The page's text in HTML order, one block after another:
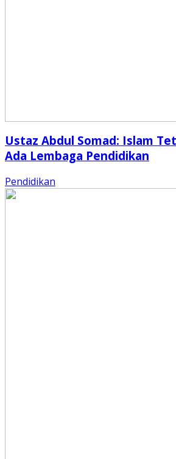
Ustaz Abdul Somad: Islam
Ada Lembaga Pendidikan
Pendidikan